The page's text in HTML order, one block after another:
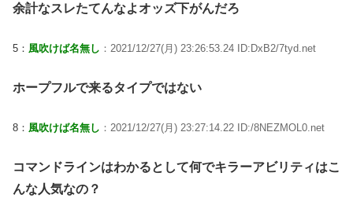
余計なスレたてんなよオッズ下がんだろ
5： 風吹けば名無し ：2021/12/27(月) 23:26:53.24 ID:DxB2/7tyd.net
ホープフルで来るタイプではない
8： 風吹けば名無し ：2021/12/27(月) 23:27:14.22 ID:/8NEZMOL0.net
コマンドラインはわかるとして何でキラーアビリティはこ
んな人気なの？